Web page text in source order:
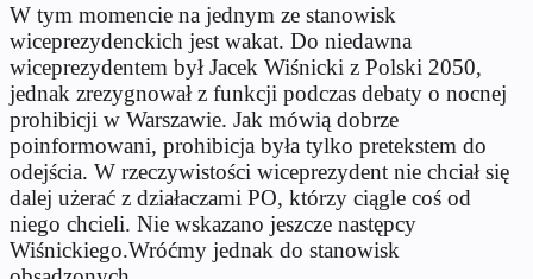
W tym momencie na jednym ze stanowisk
wiceprezydenckich jest wakat. Do niedawna
wiceprezydentem był Jacek Wiśnicki z Polski 2050,
jednak zrezygnował z funkcji podczas debaty o nocnej
prohibicji w Warszawie. Jak mówią dobrze
poinformowani, prohibicja była tylko pretekstem do
odejścia. W rzeczywistości wiceprezydent nie chciał się
dalej użerać z działaczami PO, którzy ciągle coś od
niego chcieli. Nie wskazano jeszcze następcy
Wiśnickiego.Wróćmy jednak do stanowisk